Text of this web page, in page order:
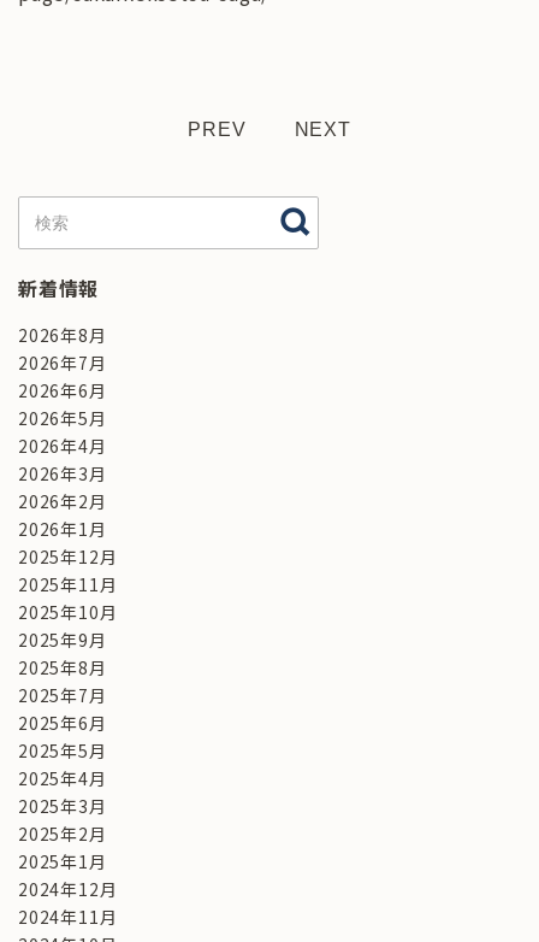
PREV NEXT
新着情報
2026年8月
2026年7月
2026年6月
2026年5月
2026年4月
2026年3月
2026年2月
2026年1月
2025年12月
2025年11月
2025年10月
2025年9月
2025年8月
2025年7月
2025年6月
2025年5月
2025年4月
2025年3月
2025年2月
2025年1月
2024年12月
2024年11月